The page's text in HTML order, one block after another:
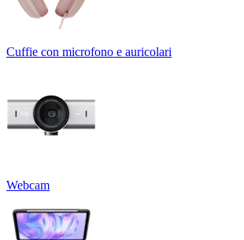
Cuffie con microfono e auricolari
Webcam